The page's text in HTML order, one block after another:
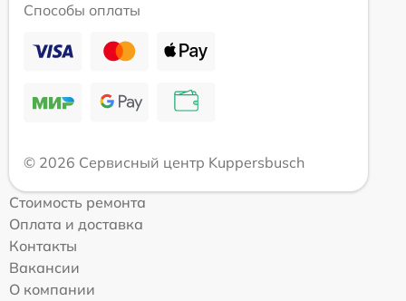
Способы оплаты
© 2026 Сервисный центр Kuppersbusch
Стоимость ремонта
Оплата и доставка
Контакты
Вакансии
О компании